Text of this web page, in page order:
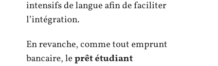
intensifs de langue afin de faciliter
l’intégration.
En revanche, comme tout emprunt
bancaire, leprêt étudiant